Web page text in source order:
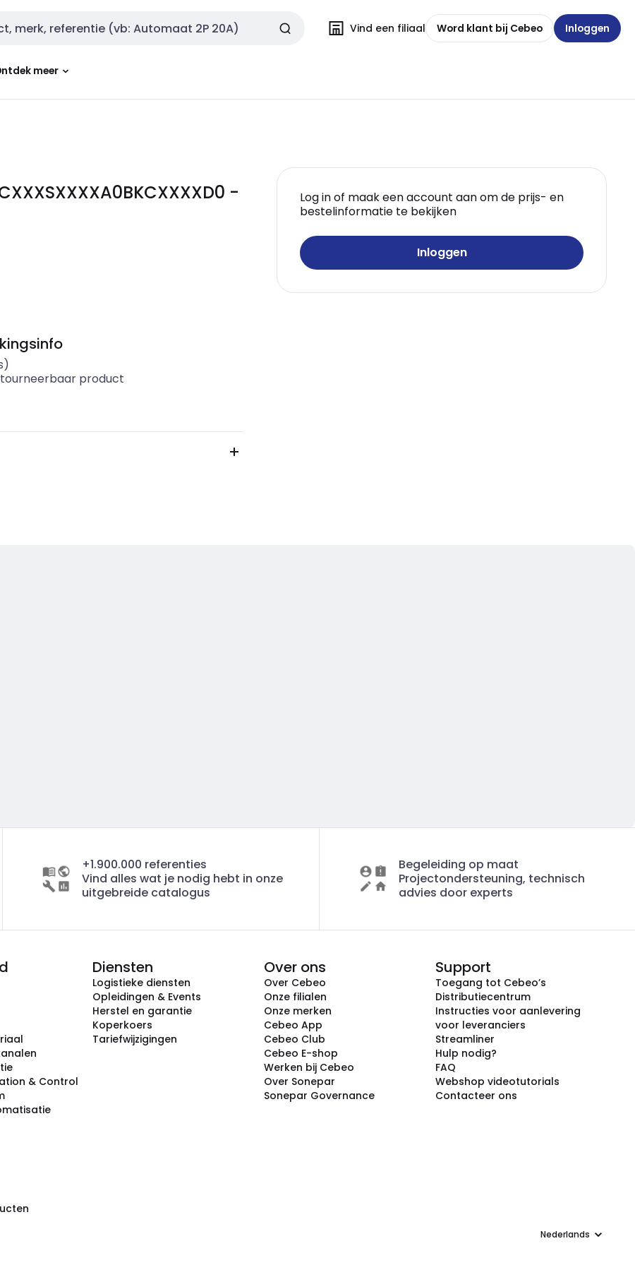
Vind een filiaal Word klant bij Cebeo Inloggen
meer
-
Log in of maak een account aan om de prijs- en
bestelinformatie te bekijken
Inloggen
product
+1.900.000 referenties
Vind alles wat je nodig hebt in onze
uitgebreide catalogus
Begeleiding op maat
Projectondersteuning, technisch
advies door experts
& Control
Diensten
Logistieke diensten
Opleidingen & Events
Herstel en garantie
Koperkoers
Tariefwijzigingen
Over ons
Over Cebeo
Onze filialen
Onze merken
Cebeo App
Cebeo Club
Cebeo E-shop
Werken bij Cebeo
Over Sonepar
Sonepar Governance
Support
Toegang tot Cebeo’s
Distributiecentrum
Instructies voor aanlevering
voor leveranciers
Streamliner
Hulp nodig?
FAQ
Webshop videotutorials
Contacteer ons
Taal